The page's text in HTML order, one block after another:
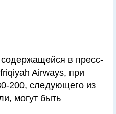
в пресс-
Airways, при
200, следующего из
могут быть